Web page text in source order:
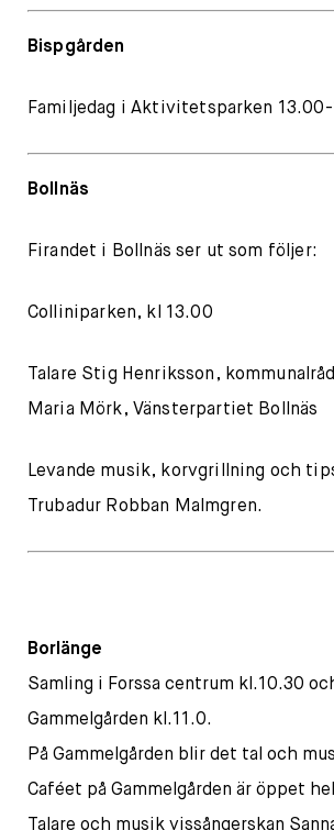
Bispgården
Familjedag i Aktivitetsparken
Bollnäs
Firandet i Bollnäs ser ut som följer:
Colliniparken, kl 13.00
Talare Stig Henriksson,
Maria Mörk, Vänsterpartiet Bollnäs
Levande musik, korvgrillning och
Trubadur Robban Malmgren.
Borlänge
Samling i Forssa centrum kl.10.30
Gammelgården kl.11.0.
På Gammelgården blir det tal och
Caféet på Gammelgården är öppet
Talare och musik vissångerskan